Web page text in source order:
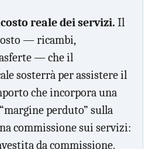
reale dei servizi. Il
— ricambi,
— che il
sosterrà per assistere il
che incorpora una
perduto” sulla
commissione sui servizi:
da commissione.